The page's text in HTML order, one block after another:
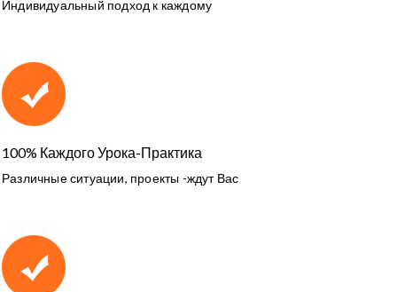
Индивидуальный подход к каждому
100% Каждого Урока-Практика
Различные ситуации, проекты -ждут Вас